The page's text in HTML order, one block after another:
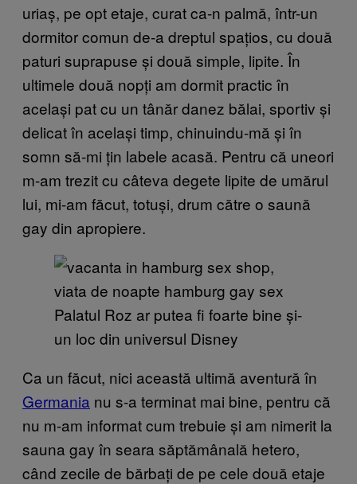
uriaș, pe opt etaje, curat ca-n palmă, într-un
dormitor comun de-a dreptul spațios, cu două
paturi suprapuse și două simple, lipite. În
ultimele două nopți am dormit practic în
același pat cu un tânăr danez bălai, sportiv și
delicat în același timp, chinuindu-mă și în
somn să-mi țin labele acasă. Pentru că uneori
m-am trezit cu câteva degete lipite de umărul
lui, mi-am făcut, totuși, drum către o saună
gay din apropiere.
Palatul Roz ar putea fi foarte bine și-
un loc din universul Disney
Ca un făcut, nici această ultimă aventură în
Germania nu s-a terminat mai bine, pentru că
nu m-am informat cum trebuie și am nimerit la
sauna gay în seara săptămânală hetero,
când zecile de bărbați de pe cele două etaje